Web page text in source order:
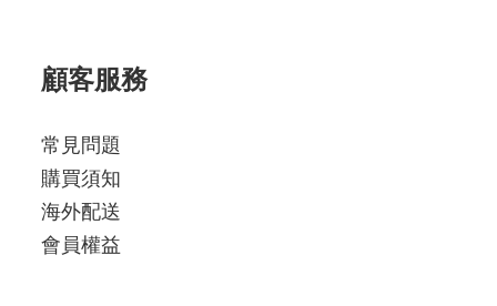
顧客服務
常見問題
購買須知
海外配送
會員權益